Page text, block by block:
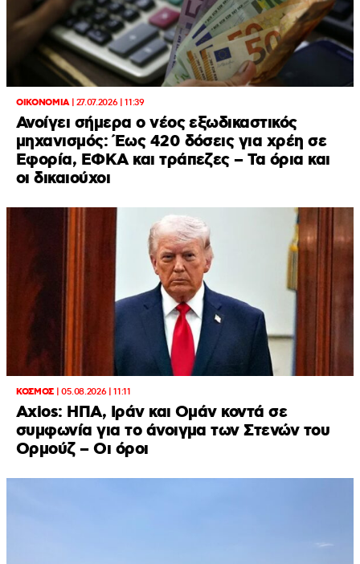
ΟΙΚΟΝΟΜΙΑ| 27.07.2026 | 11:39
Ανοίγει σήμερα ο νέος εξωδικαστικός
μηχανισμός: Έως 420 δόσεις για χρέη σε
Εφορία, ΕΦΚΑ και τράπεζες – Τα όρια και
οι δικαιούχοι
ΚΟΣΜΟΣ| 05.08.2026 | 11:11
Axios: ΗΠΑ, Ιράν και Ομάν κοντά σε
συμφωνία για το άνοιγμα των Στενών του
Ορμούζ – Οι όροι